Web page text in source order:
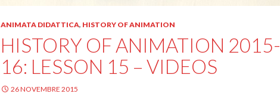
ANIMATA DIDATTICA, HISTORY OF ANIMATION
HISTORY OF ANIMATION 2015-
16: LESSON 15 – VIDEOS
26 NOVEMBRE 2015